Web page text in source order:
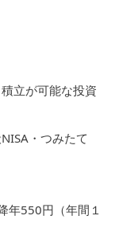
立が可能な投資
・つみたて
年550円（年間１